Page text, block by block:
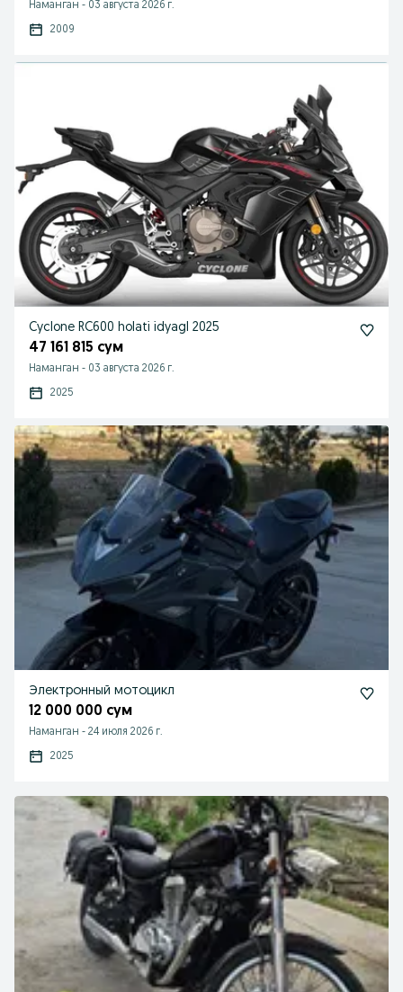
Наманган - 03 августа 2026 г.
2009
Cyclone RC600 holati idyagl 2025
47 161 815 сум
Наманган - 03 августа 2026 г.
2025
Электронный мотоцикл
12 000 000 сум
Наманган - 24 июля 2026 г.
2025